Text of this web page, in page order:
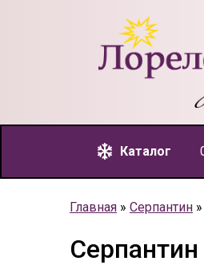
Каталог
Главная » Серпантин »